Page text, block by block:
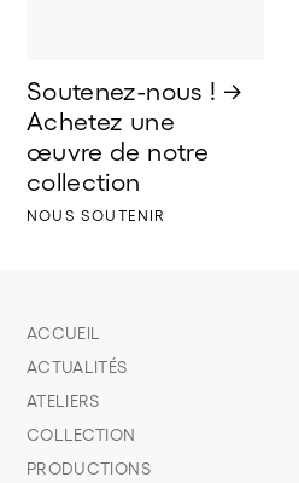
Soutenez-nous ! →
Achetez une
œuvre de notre
collection
NOUS SOUTENIR
ACCUEIL
ACTUALITÉS
ATELIERS
COLLECTION
PRODUCTIONS